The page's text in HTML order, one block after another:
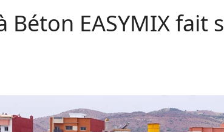
Béton EASYMIX fait